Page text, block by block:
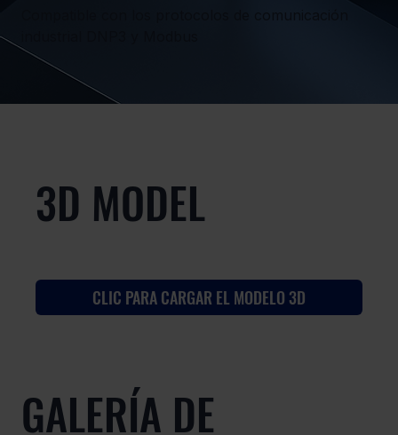
3D MODEL
CLIC PARA CARGAR EL MODELO 3D
GALERÍA DE